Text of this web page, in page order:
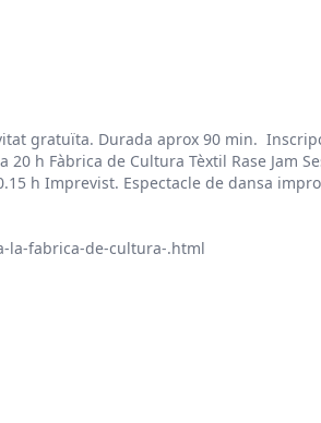
gratuïta. Durada aprox 90 min.
Fàbrica de Cultura Tèxtil Rase Jam
h Imprevist. Espectacle de dansa
la-fabrica-de-cultura-.html